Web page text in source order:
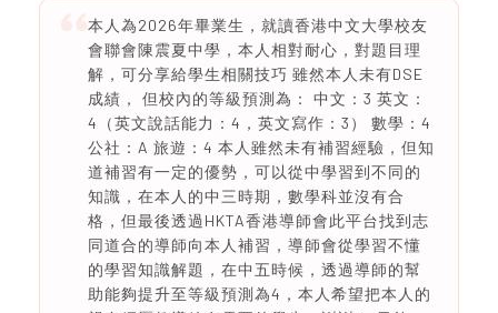
本人為2026年畢業生，就讀香港中文大學校友
會聯會陳震夏中學，本人相對耐心，對題目理
解，可分享給學生相關技巧 雖然本人未有DSE
成績， 但校內的等級預測為： 中文：3 英文：
4（英文說話能力：4，英文寫作：3） 數學：4
公社：A 旅遊：4 本人雖然未有補習經驗，但知
道補習有一定的優勢，可以從中學習到不同的
知識，在本人的中三時期，數學科並沒有合
格，但最後透過HKTA香港導師會此平台找到志
同道合的導師向本人補習，導師會從學習不懂
的學習知識解題，在中五時候，透過導師的幫
助能夠提升至等級預測為4，本人希望把本人的